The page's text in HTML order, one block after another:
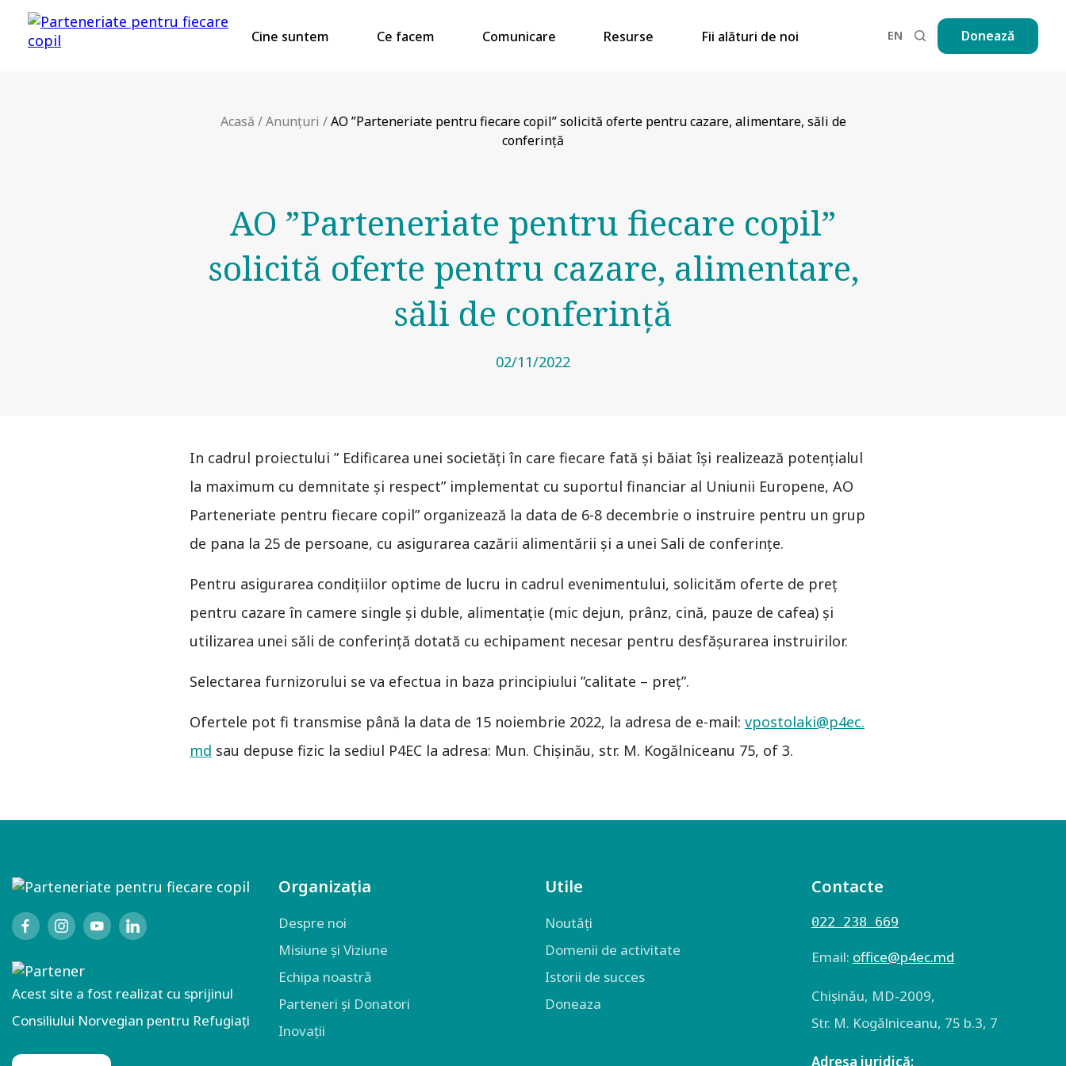
Cine suntem Ce facem Comunicare Resurse Fii alături de noi EN Donează
Acasă /Anunțuri /AO ”Parteneriate pentru fiecare copil” solicită oferte pentru cazare, alimentare, săli de
conferință
AO ”Parteneriate pentru fiecare copil”
solicită oferte pentru cazare, alimentare,
săli de conferință
02/11/2022
In cadrul proiectului ” Edificarea unei societăți în care fiecare fată și băiat își realizează potențialul
la maximum cu demnitate și respect” implementat cu suportul financiar al Uniunii Europene, AO
Parteneriate pentru fiecare copil” organizează la data de 6-8 decembrie o instruire pentru un grup
de pana la 25 de persoane, cu asigurarea cazării alimentării și a unei Sali de conferințe.
Pentru asigurarea condițiilor optime de lucru in cadrul evenimentului, solicităm oferte de preţ
pentru cazare în camere single și duble, alimentație (mic dejun, prânz, cină, pauze de cafea) și
utilizarea unei săli de conferință dotată cu echipament necesar pentru desfășurarea instruirilor.
Selectarea furnizorului se va efectua in baza principiului ”calitate – preț”.
Ofertele pot fi transmise până la data de 15 noiembrie 2022, la adresa de e-mail: vpostolaki@p4ec.
md sau depuse fizic la sediul P4EC la adresa: Mun. Chișinău, str. M. Kogălniceanu 75, of 3.
Acest site a fost realizat cu sprijinul
Consiliului Norvegian pentru Refugiați
Organizația
Despre noi
Misiune și Viziune
Echipa noastră
Parteneri și Donatori
Inovații
Utile
Noutăți
Domenii de activitate
Istorii de succes
Doneaza
Contacte
022 238 669
Email: оffice@p4ec.md
Chişinău, MD-2009,
Str. M. Kogălniceanu, 75 b.3, 7
Adresa juridică: